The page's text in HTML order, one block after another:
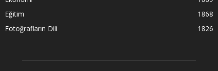
Eğitim
1868
Fotoğrafların Dili
1826